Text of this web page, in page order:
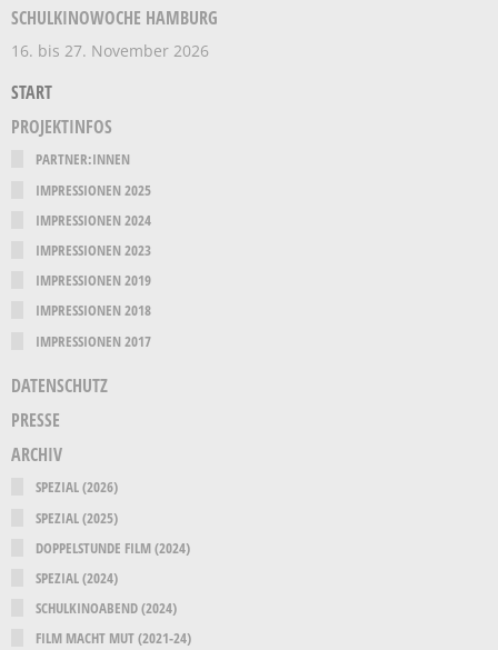
SCHULKINOWOCHE HAMBURG
16. bis 27. November 2026
START
PROJEKTINFOS
PARTNER:INNEN
IMPRESSIONEN 2025
IMPRESSIONEN 2024
IMPRESSIONEN 2023
IMPRESSIONEN 2019
IMPRESSIONEN 2018
IMPRESSIONEN 2017
DATENSCHUTZ
PRESSE
ARCHIV
SPEZIAL (2026)
SPEZIAL (2025)
DOPPELSTUNDE FILM (2024)
SPEZIAL (2024)
SCHULKINOABEND (2024)
FILM MACHT MUT (2021-24)